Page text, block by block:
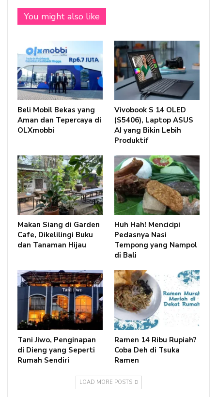
You might also like
Beli Mobil Bekas yang
Aman dan Tepercaya di
OLXmobbi
Vivobook S 14 OLED
(S5406), Laptop ASUS
AI yang Bikin Lebih
Produktif
Makan Siang di Garden
Cafe, Dikelilingi Buku
dan Tanaman Hijau
Huh Hah! Mencicipi
Pedasnya Nasi
Tempong yang Nampol
di Bali
Tani Jiwo, Penginapan
di Dieng yang Seperti
Rumah Sendiri
Ramen 14 Ribu Rupiah?
Coba Deh di Tsuka
Ramen
LOAD MORE POSTS